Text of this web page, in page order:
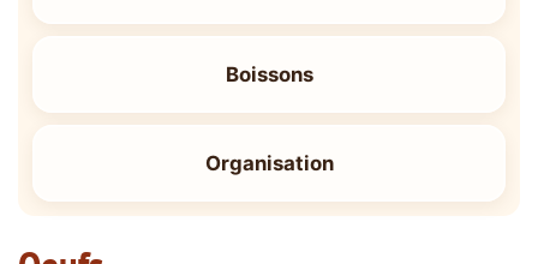
Boissons
Organisation